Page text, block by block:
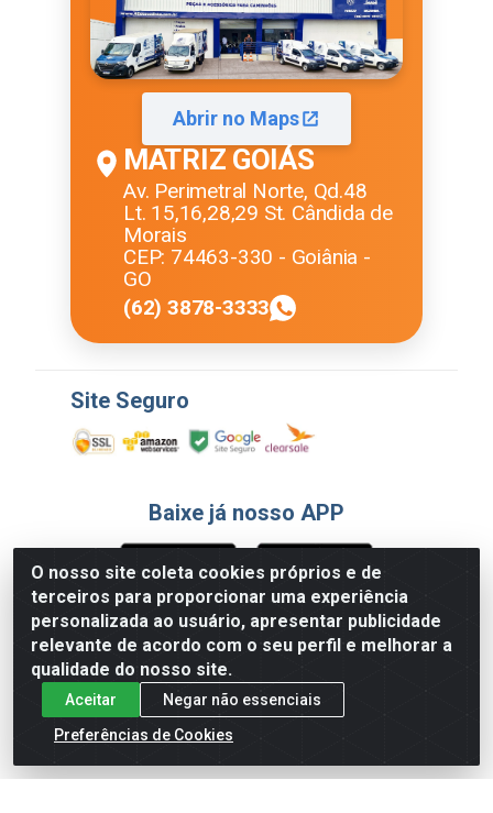
O nosso site coleta cookies próprios e de
terceiros para proporcionar uma experiência
personalizada ao usuário, apresentar publicidade
relevante de acordo com o seu perfil e melhorar a
qualidade do nosso site.
Aceitar
Negar não essenciais
Preferências de Cookies
Abrir no Maps
MATRIZ GOIÁS
Av. Perimetral Norte, Qd.48
Lt. 15,16,28,29 St. Cândida de
Morais
CEP: 74463-330 - Goiânia -
GO
(62) 3878-3333
Site Seguro
Baixe já nosso APP
Formas de Pagamento